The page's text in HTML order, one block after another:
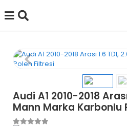
Audi A1 2010-2018
Mann Marka Karbonlu